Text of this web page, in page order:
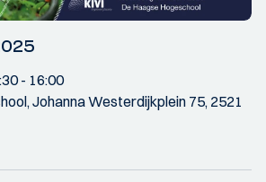
- 16:00
Johanna Westerdijkplein 75, 2521